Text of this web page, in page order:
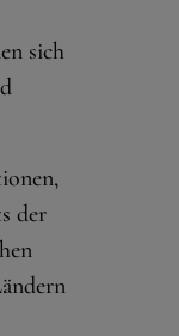
sich
der